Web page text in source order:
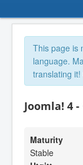
This page is
language.
translating it!
Joomla! 4
Maturity
Stable